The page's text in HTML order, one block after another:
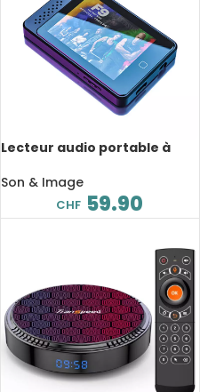
Lecteur audio portable à
Bluetooth 5.0, MP3, MP4,
FLAC, FM, E-Book, haute
qualité
Son & Image
CHF 59.90